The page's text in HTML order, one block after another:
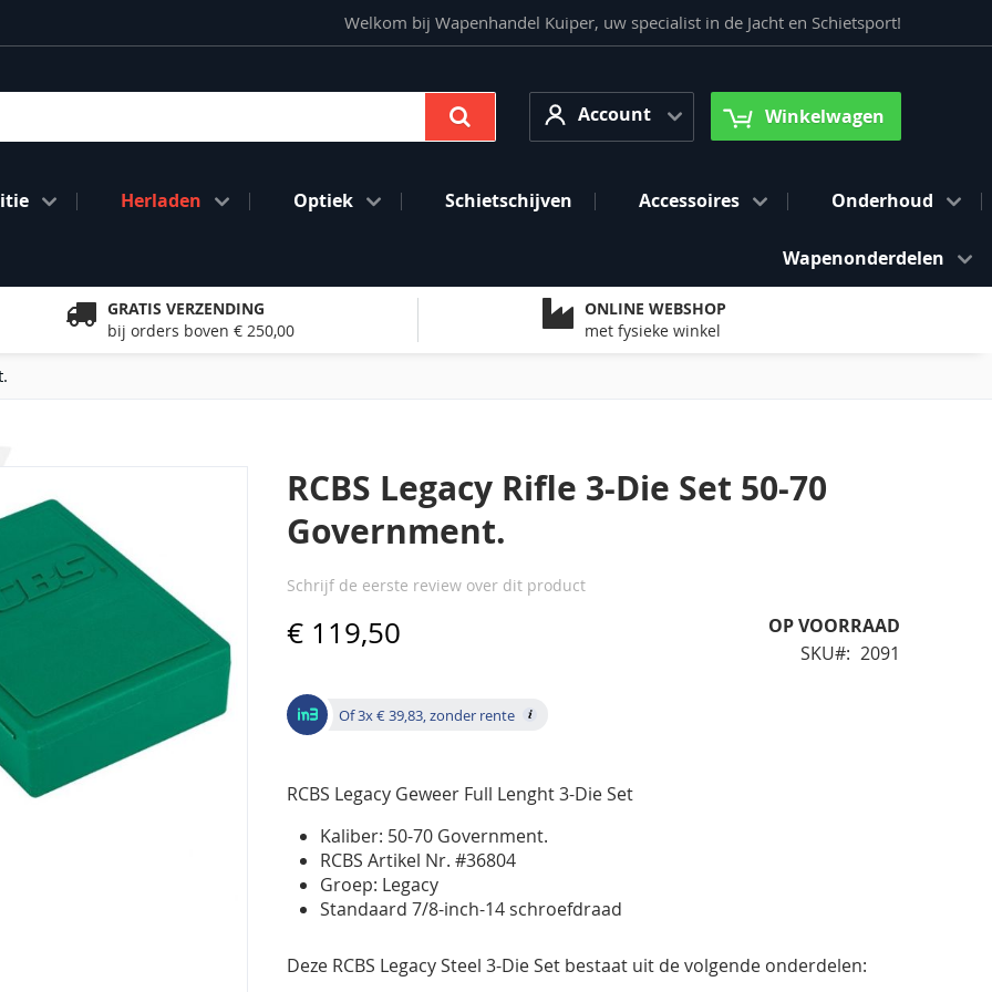
Welkom bij Wapenhandel Kuiper, uw specialist in de Jacht en Schietsport!
AccountAccount Winkelwagen
Herladen Optiek Schietschijven Accessoires Onderhoud
Wapenonderdelen
GRATIS VERZENDING
bij orders boven € 250,00
ONLINE WEBSHOP
met fysieke winkel
RCBS Legacy Rifle 3-Die Set 50-70
Government.
Schrijf de eerste review over dit product
€ 119,50
OP VOORRAAD
SKU
2091
Of 3x € 39,83, zonder rente
RCBS Legacy Geweer Full Lenght 3-Die Set
Kaliber: 50-70 Government.
RCBS Artikel Nr. #36804
Groep: Legacy
Standaard 7/8-inch-14 schroefdraad
Deze RCBS Legacy Steel 3-Die Set bestaat uit de volgende onderdelen: